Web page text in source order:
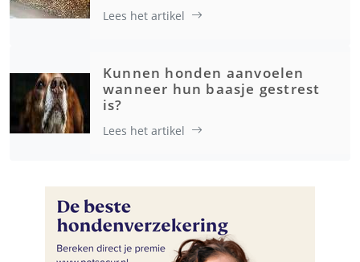
Lees het artikel
Kunnen honden aanvoelen
wanneer hun baasje gestrest
is?
Lees het artikel